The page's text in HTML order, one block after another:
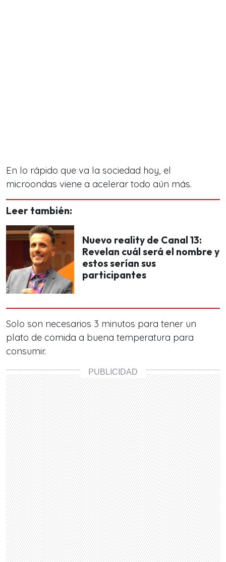
En lo rápido que va la sociedad hoy, el
microondas viene a acelerar todo aún más.
Leer también:
Nuevo reality de Canal 13:
Revelan cuál será el nombre y
estos serían sus
participantes
Solo son necesarios 3 minutos para tener un
plato de comida a buena temperatura para
consumir.